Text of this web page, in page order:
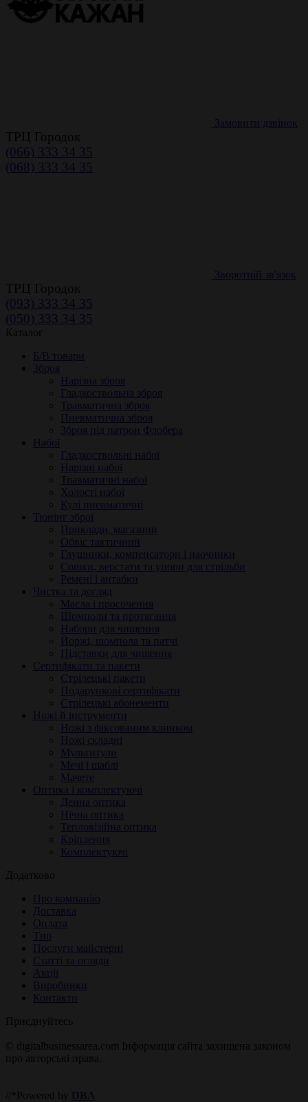
Замовити дзвінок
ТРЦ Городок
(066) 333 34 35
(068) 333 34 35
Зворотній зв'язок
ТРЦ Городок
(093) 333 34 35
(050) 333 34 35
Каталог
Б/В товари
Зброя
Нарізна зброя
Гладкоствольна зброя
Травматична зброя
Пневматична зброя
Зброя під патрон Флобера
Набої
Гладкоствольні набої
Нарізні набої
Травматичні набої
Холості набої
Кулі пневматичні
Тюнінг зброї
Приклади, магазини
Обвіс тактичний
Глушники, компенсатори і наочники
Сошки, верстати та упори для стрільби
Ремені і антабки
Чистка та догляд
Масла і просочення
Шомполи та протягання
Набори для чищення
Йоржі, шомпола та патчі
Підставки для чищення
Сертифікати та пакети
Стрілецькі пакети
Подарункові сертифікати
Стрілецькі абонементи
Ножі й інструменти
Ножі з фіксованим клинком
Ножі складні
Мультитули
Мечі і шаблі
Мачете
Оптика і комплектуючі
Денна оптика
Нічна оптика
Тепловізійна оптика
Кріплення
Комплектуючі
Додатково
Про компанію
Доставка
Оплата
Тир
Послуги майстерні
Статті та огляди
Акції
Виробники
Контакти
Приєднуйтесь
© digitalbusinessarea.com Інформація сайта захищена законом
про авторські права.
//*Powered by